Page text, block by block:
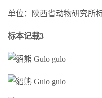
单位：陕西省动物研究所
标本记载3